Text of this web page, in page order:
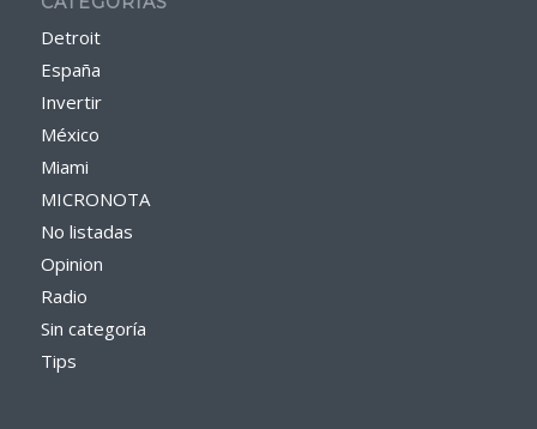
Detroit
España
Invertir
México
Miami
MICRONOTA
No listadas
Opinion
Radio
Sin categoría
Tips